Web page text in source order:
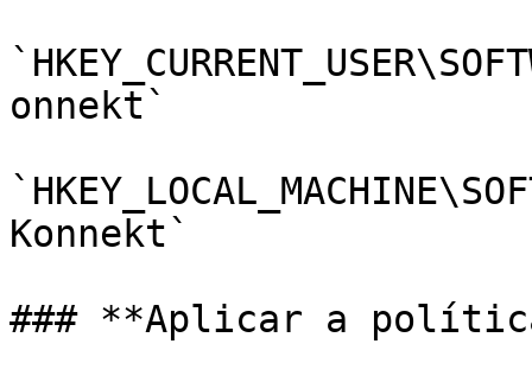
onnekt`
Konnekt`
### **Aplicar a